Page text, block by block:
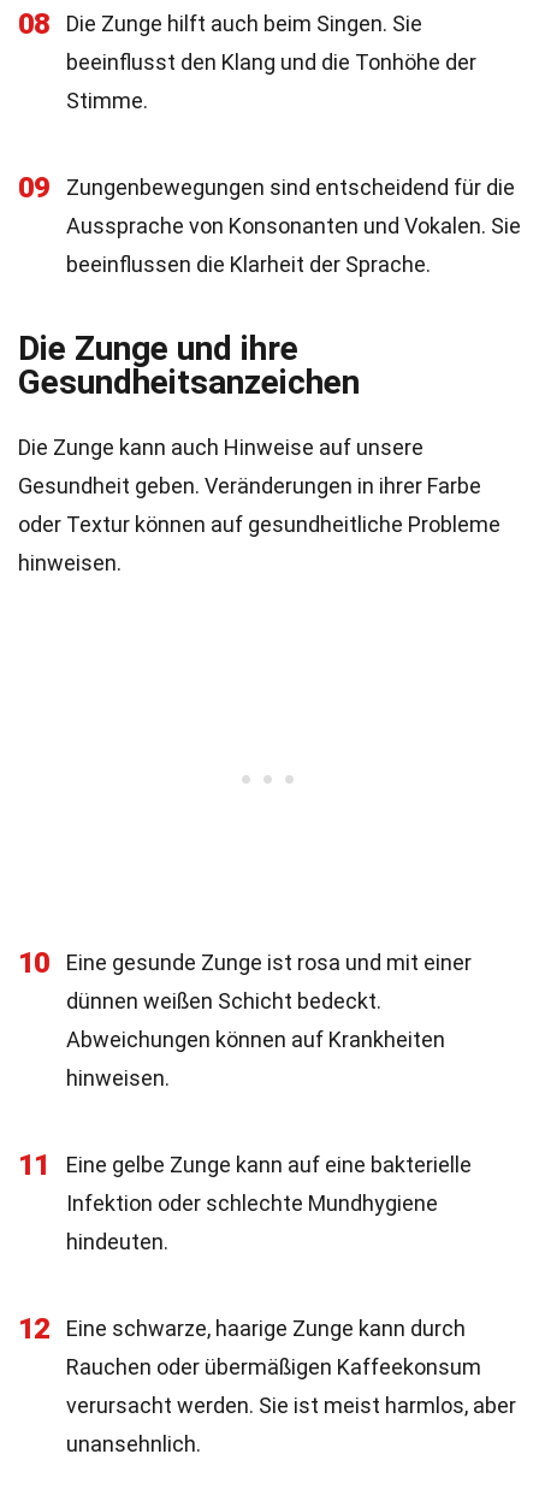
08
Die Zunge hilft auch beim Singen. Sie
beeinflusst den Klang und die Tonhöhe der
Stimme.
09
Zungenbewegungen sind entscheidend für die
Aussprache von Konsonanten und Vokalen. Sie
beeinflussen die Klarheit der Sprache.
Die Zunge und ihre
Gesundheitsanzeichen
Die Zunge kann auch Hinweise auf unsere
Gesundheit geben. Veränderungen in ihrer Farbe
oder Textur können auf gesundheitliche Probleme
hinweisen.
10
Eine gesunde Zunge ist rosa und mit einer
dünnen weißen Schicht bedeckt.
Abweichungen können auf Krankheiten
hinweisen.
11
Eine gelbe Zunge kann auf eine bakterielle
Infektion oder schlechte Mundhygiene
hindeuten.
12
Eine schwarze, haarige Zunge kann durch
Rauchen oder übermäßigen Kaffeekonsum
verursacht werden. Sie ist meist harmlos, aber
unansehnlich.